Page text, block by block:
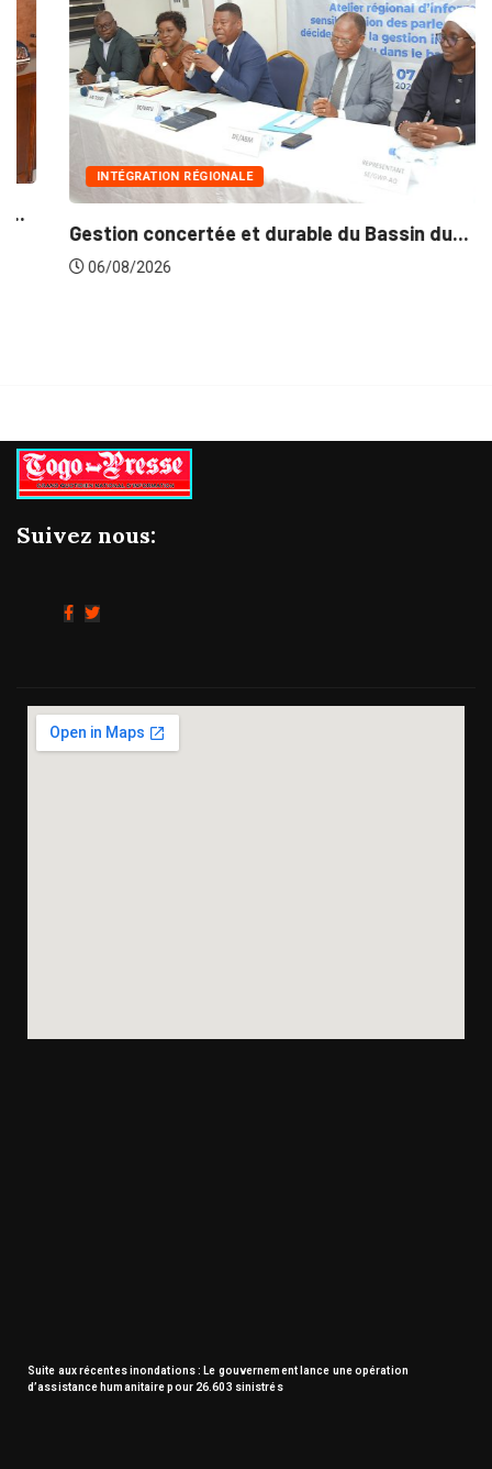
INTÉGRATION RÉGIONALE
Gestion concertée et durable du Bassin du...
06/08/2026
Suivez nous:
Suite aux récentes inondations : Le gouvernement lance une opération
d’assistance humanitaire pour 26.603 sinistrés